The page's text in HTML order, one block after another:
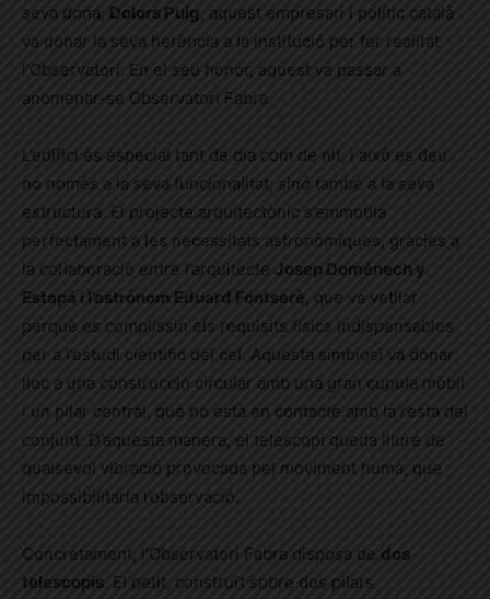
seva dona,
Dolors Puig
, aquest empresari i polític català
va donar la seva herència a la institució per fer realitat
l’Observatori. En el seu honor, aquest va passar a
anomenar-se Observatori Fabra.
L’edifici és especial tant de dia com de nit, i això es deu
no només a la seva funcionalitat, sinó també a la seva
estructura. El projecte arquitectònic s’emmotlla
perfectament a les necessitats astronòmiques, gràcies a
la col·laboració entre l’arquitecte Josep Doménech y
Estapá i l’astrònom Eduard Fontserè, que va vetllar
perquè es complissin els requisits físics indispensables
per a l’estudi científic del cel. Aquesta simbiosi va donar
lloc a una construcció circular amb una gran cúpula mòbil
i un pilar central, que no està en contacte amb la resta del
conjunt. D’aquesta manera, el telescopi queda lliure de
qualsevol vibració provocada pel moviment humà, que
impossibilitaria l’observació.
Concretament, l’Observatori Fabra disposa de dos
telescopis. El petit, construït sobre dos pilars